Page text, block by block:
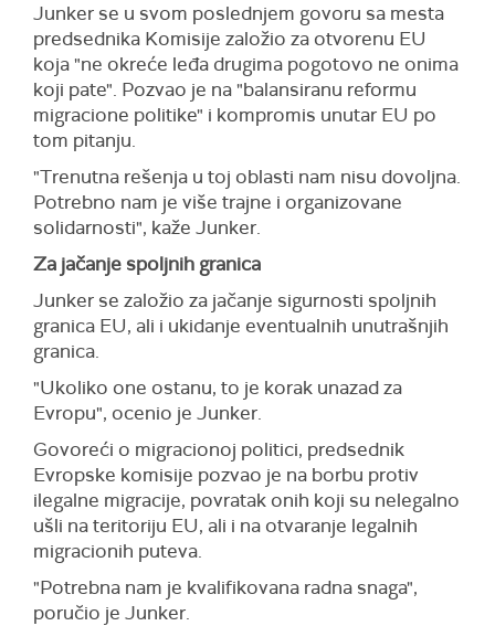
Junker se u svom poslednjem govoru sa mesta
predsednika Komisije založio za otvorenu EU
koja "ne okreće leđa drugima pogotovo ne onima
koji pate". Pozvao je na "balansiranu reformu
migracione politike" i kompromis unutar EU po
tom pitanju.
"Trenutna rešenja u toj oblasti nam nisu dovoljna.
Potrebno nam je više trajne i organizovane
solidarnosti", kaže Junker.
Za jačanje spoljnih granica
Junker se založio za jačanje sigurnosti spoljnih
granica EU, ali i ukidanje eventualnih unutrašnjih
granica.
"Ukoliko one ostanu, to je korak unazad za
Evropu", ocenio je Junker.
Govoreći o migracionoj politici, predsednik
Evropske komisije pozvao je na borbu protiv
ilegalne migracije, povratak onih koji su nelegalno
ušli na teritoriju EU, ali i na otvaranje legalnih
migracionih puteva.
"Potrebna nam je kvalifikovana radna snaga",
poručio je Junker.